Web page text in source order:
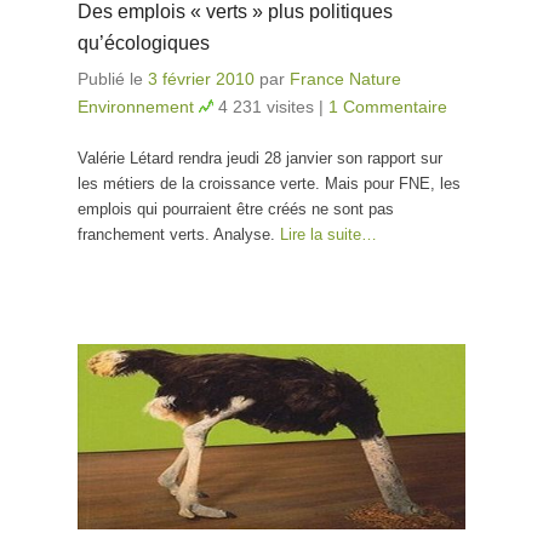
Des emplois « verts » plus politiques
qu’écologiques
Publié le 3 février 2010 par France Nature
Environnement
4 231 visites | 1 Commentaire
Valérie Létard rendra jeudi 28 janvier son rapport sur
les métiers de la croissance verte. Mais pour FNE, les
emplois qui pourraient être créés ne sont pas
franchement verts. Analyse. Lire la suite…